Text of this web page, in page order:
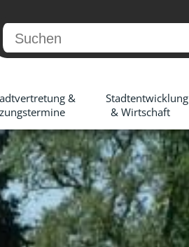
&
Stadtentwicklung
& Wirtschaft